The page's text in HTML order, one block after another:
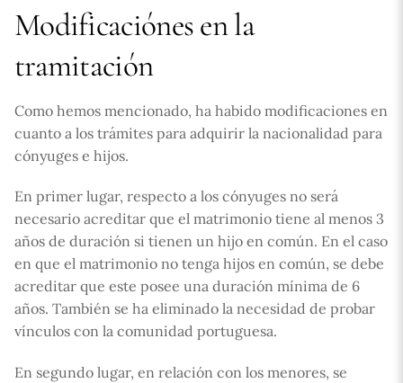
Modificaciónes en la
tramitación
Como hemos mencionado, ha habido modificaciones en
cuanto a los trámites para adquirir la nacionalidad para
cónyuges e hijos.
En primer lugar, respecto a los cónyuges no será
necesario acreditar que el matrimonio tiene al menos 3
años de duración si tienen un hijo en común. En el caso
en que el matrimonio no tenga hijos en común, se debe
acreditar que este posee una duración mínima de 6
años. También se ha eliminado la necesidad de probar
vínculos con la comunidad portuguesa.
En segundo lugar, en relación con los menores, se